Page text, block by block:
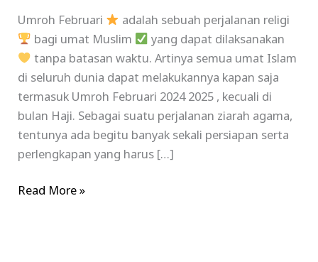
Umroh Februari
adalah sebuah perjalanan religi
bagi umat Muslim
yang dapat dilaksanakan
tanpa batasan waktu. Artinya semua umat Islam
di seluruh dunia dapat melakukannya kapan saja
termasuk Umroh Februari 2024 2025 , kecuali di
bulan Haji. Sebagai suatu perjalanan ziarah agama,
tentunya ada begitu banyak sekali persiapan serta
perlengkapan yang harus […]
Read More »